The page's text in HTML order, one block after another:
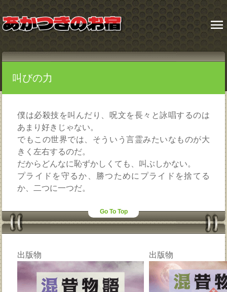
menu
叫びの力
僕は必殺技を叫んだり、呪文を長々と詠唱するのは
あまり好きじゃない。
でもこの世界では、そういう言霊みたいなものが大
きく左右するのだ。
だからどんなに恥ずかしくても、叫ぶしかない。
プライドを守るか、勝つためにプライドを捨てる
か、二つに一つだ。
Go To Top
出版物 出版物